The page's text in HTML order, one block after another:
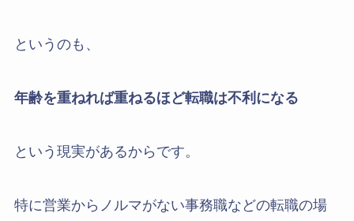
というのも、
年齢を重ねれば重ねるほど転職は不利になる
という現実があるからです。
特に営業からノルマがない事務職などの転職の場